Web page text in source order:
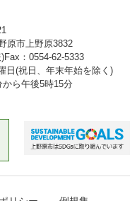
原市上野原3832
Fax：0554-62-5333
日(祝日、年末年始を除く)
ら午後5時15分